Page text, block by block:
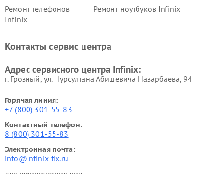
Ремонт телефонов
Infinix
Ремонт ноутбуков Infinix
Контакты сервис центра
Адрес сервисного центра Infinix:
г. Грозный, ул. Нурсултана Абишевича Назарбаева, 94
Горячая линия:
+7 (800) 301-55-83
Контактный телефон:
8 (800) 301-55-83
Электронная почта:
info@infinix-fix.ru